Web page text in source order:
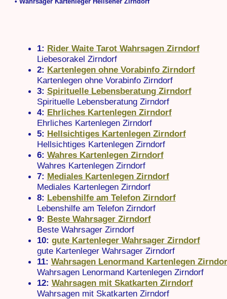
1: Rider Waite Tarot Wahrsagen Zirndorf
Liebesorakel Zirndorf
2: Kartenlegen ohne Vorabinfo Zirndorf
Kartenlegen ohne Vorabinfo Zirndorf
3: Spirituelle Lebensberatung Zirndorf
Spirituelle Lebensberatung Zirndorf
4: Ehrliches Kartenlegen Zirndorf
Ehrliches Kartenlegen Zirndorf
5: Hellsichtiges Kartenlegen Zirndorf
Hellsichtiges Kartenlegen Zirndorf
6: Wahres Kartenlegen Zirndorf
Wahres Kartenlegen Zirndorf
7: Mediales Kartenlegen Zirndorf
Mediales Kartenlegen Zirndorf
8: Lebenshilfe am Telefon Zirndorf
Lebenshilfe am Telefon Zirndorf
9: Beste Wahrsager Zirndorf
Beste Wahrsager Zirndorf
10: gute Kartenleger Wahrsager Zirndorf
gute Kartenleger Wahrsager Zirndorf
11: Wahrsagen Lenormand Kartenlegen
Wahrsagen Lenormand Kartenlegen Zirndorf
12: Wahrsagen mit Skatkarten Zirndorf
Wahrsagen mit Skatkarten Zirndorf